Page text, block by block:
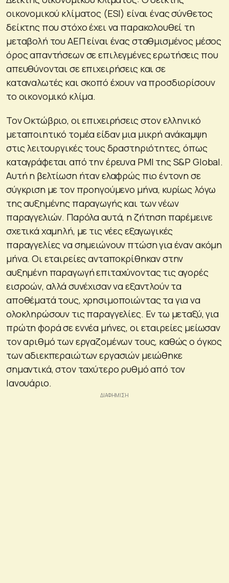
οικονομικού κλίματος (ESI) είναι ένας σύνθετος
δείκτης που στόχο έχει να παρακολουθεί τη
μεταβολή του ΑΕΠ είναι ένας σταθμισμένος μέσος
όρος απαντήσεων σε επιλεγμένες ερωτήσεις που
απευθύνονται σε επιχειρήσεις και σε
καταναλωτές και σκοπό έχουν να προσδιορίσουν
το οικονομικό κλίμα.
Τον Οκτώβριο, οι επιχειρήσεις στον ελληνικό
μεταποιητικό τομέα είδαν μια μικρή ανάκαμψη
στις λειτουργικές τους δραστηριότητες, όπως
καταγράφεται από την έρευνα PMI της S&P Global.
Αυτή η βελτίωση ήταν ελαφρώς πιο έντονη σε
σύγκριση με τον προηγούμενο μήνα, κυρίως λόγω
της αυξημένης παραγωγής και των νέων
παραγγελιών. Παρόλα αυτά, η ζήτηση παρέμεινε
σχετικά χαμηλή, με τις νέες εξαγωγικές
παραγγελίες να σημειώνουν πτώση για έναν ακόμη
μήνα. Οι εταιρείες ανταποκρίθηκαν στην
αυξημένη παραγωγή επιταχύνοντας τις αγορές
εισροών, αλλά συνέχισαν να εξαντλούν τα
αποθέματά τους, χρησιμοποιώντας τα για να
ολοκληρώσουν τις παραγγελίες. Εν τω μεταξύ, για
πρώτη φορά σε εννέα μήνες, οι εταιρείες μείωσαν
τον αριθμό των εργαζομένων τους, καθώς ο όγκος
των αδιεκπεραιώτων εργασιών μειώθηκε
σημαντικά, στον ταχύτερο ρυθμό από τον
Ιανουάριο.